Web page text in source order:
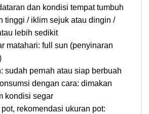
dan kondisi tempat tumbuh
tinggi / iklim sejuk atau dingin /
lebih sedikit
matahari: full sun (penyinaran
sudah pernah atau siap berbuah
dengan cara: dimakan
kondisi segar
rekomendasi ukuran pot: